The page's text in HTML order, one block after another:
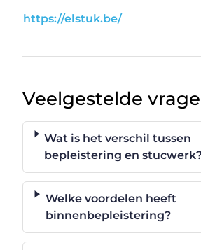
https://elstuk.be/
Veelgestelde
Wat is het verschil tussen
bepleistering en
Welke voordelen heeft
binnenbepleistering?